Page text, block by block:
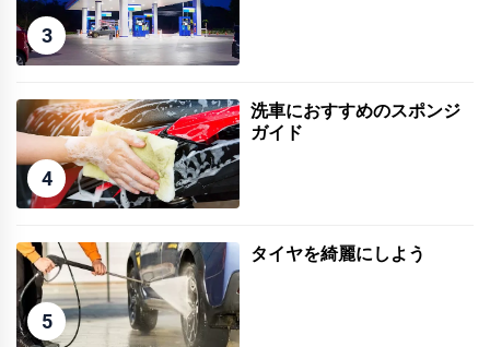
3
4
洗車におすすめのスポンジ
ガイド
5
タイヤを綺麗にしよう